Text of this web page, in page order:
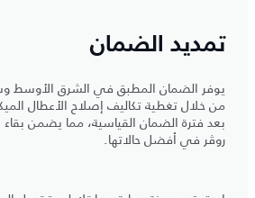
تمديد الضمان
يوفر الضمان المطبق في الشرق الأوسط
من خلال تغطية تكاليف إصلاح الأعطال
بعد فترة الضمان القياسية، مما يضمن
روڤر في أفضل حالاتها.